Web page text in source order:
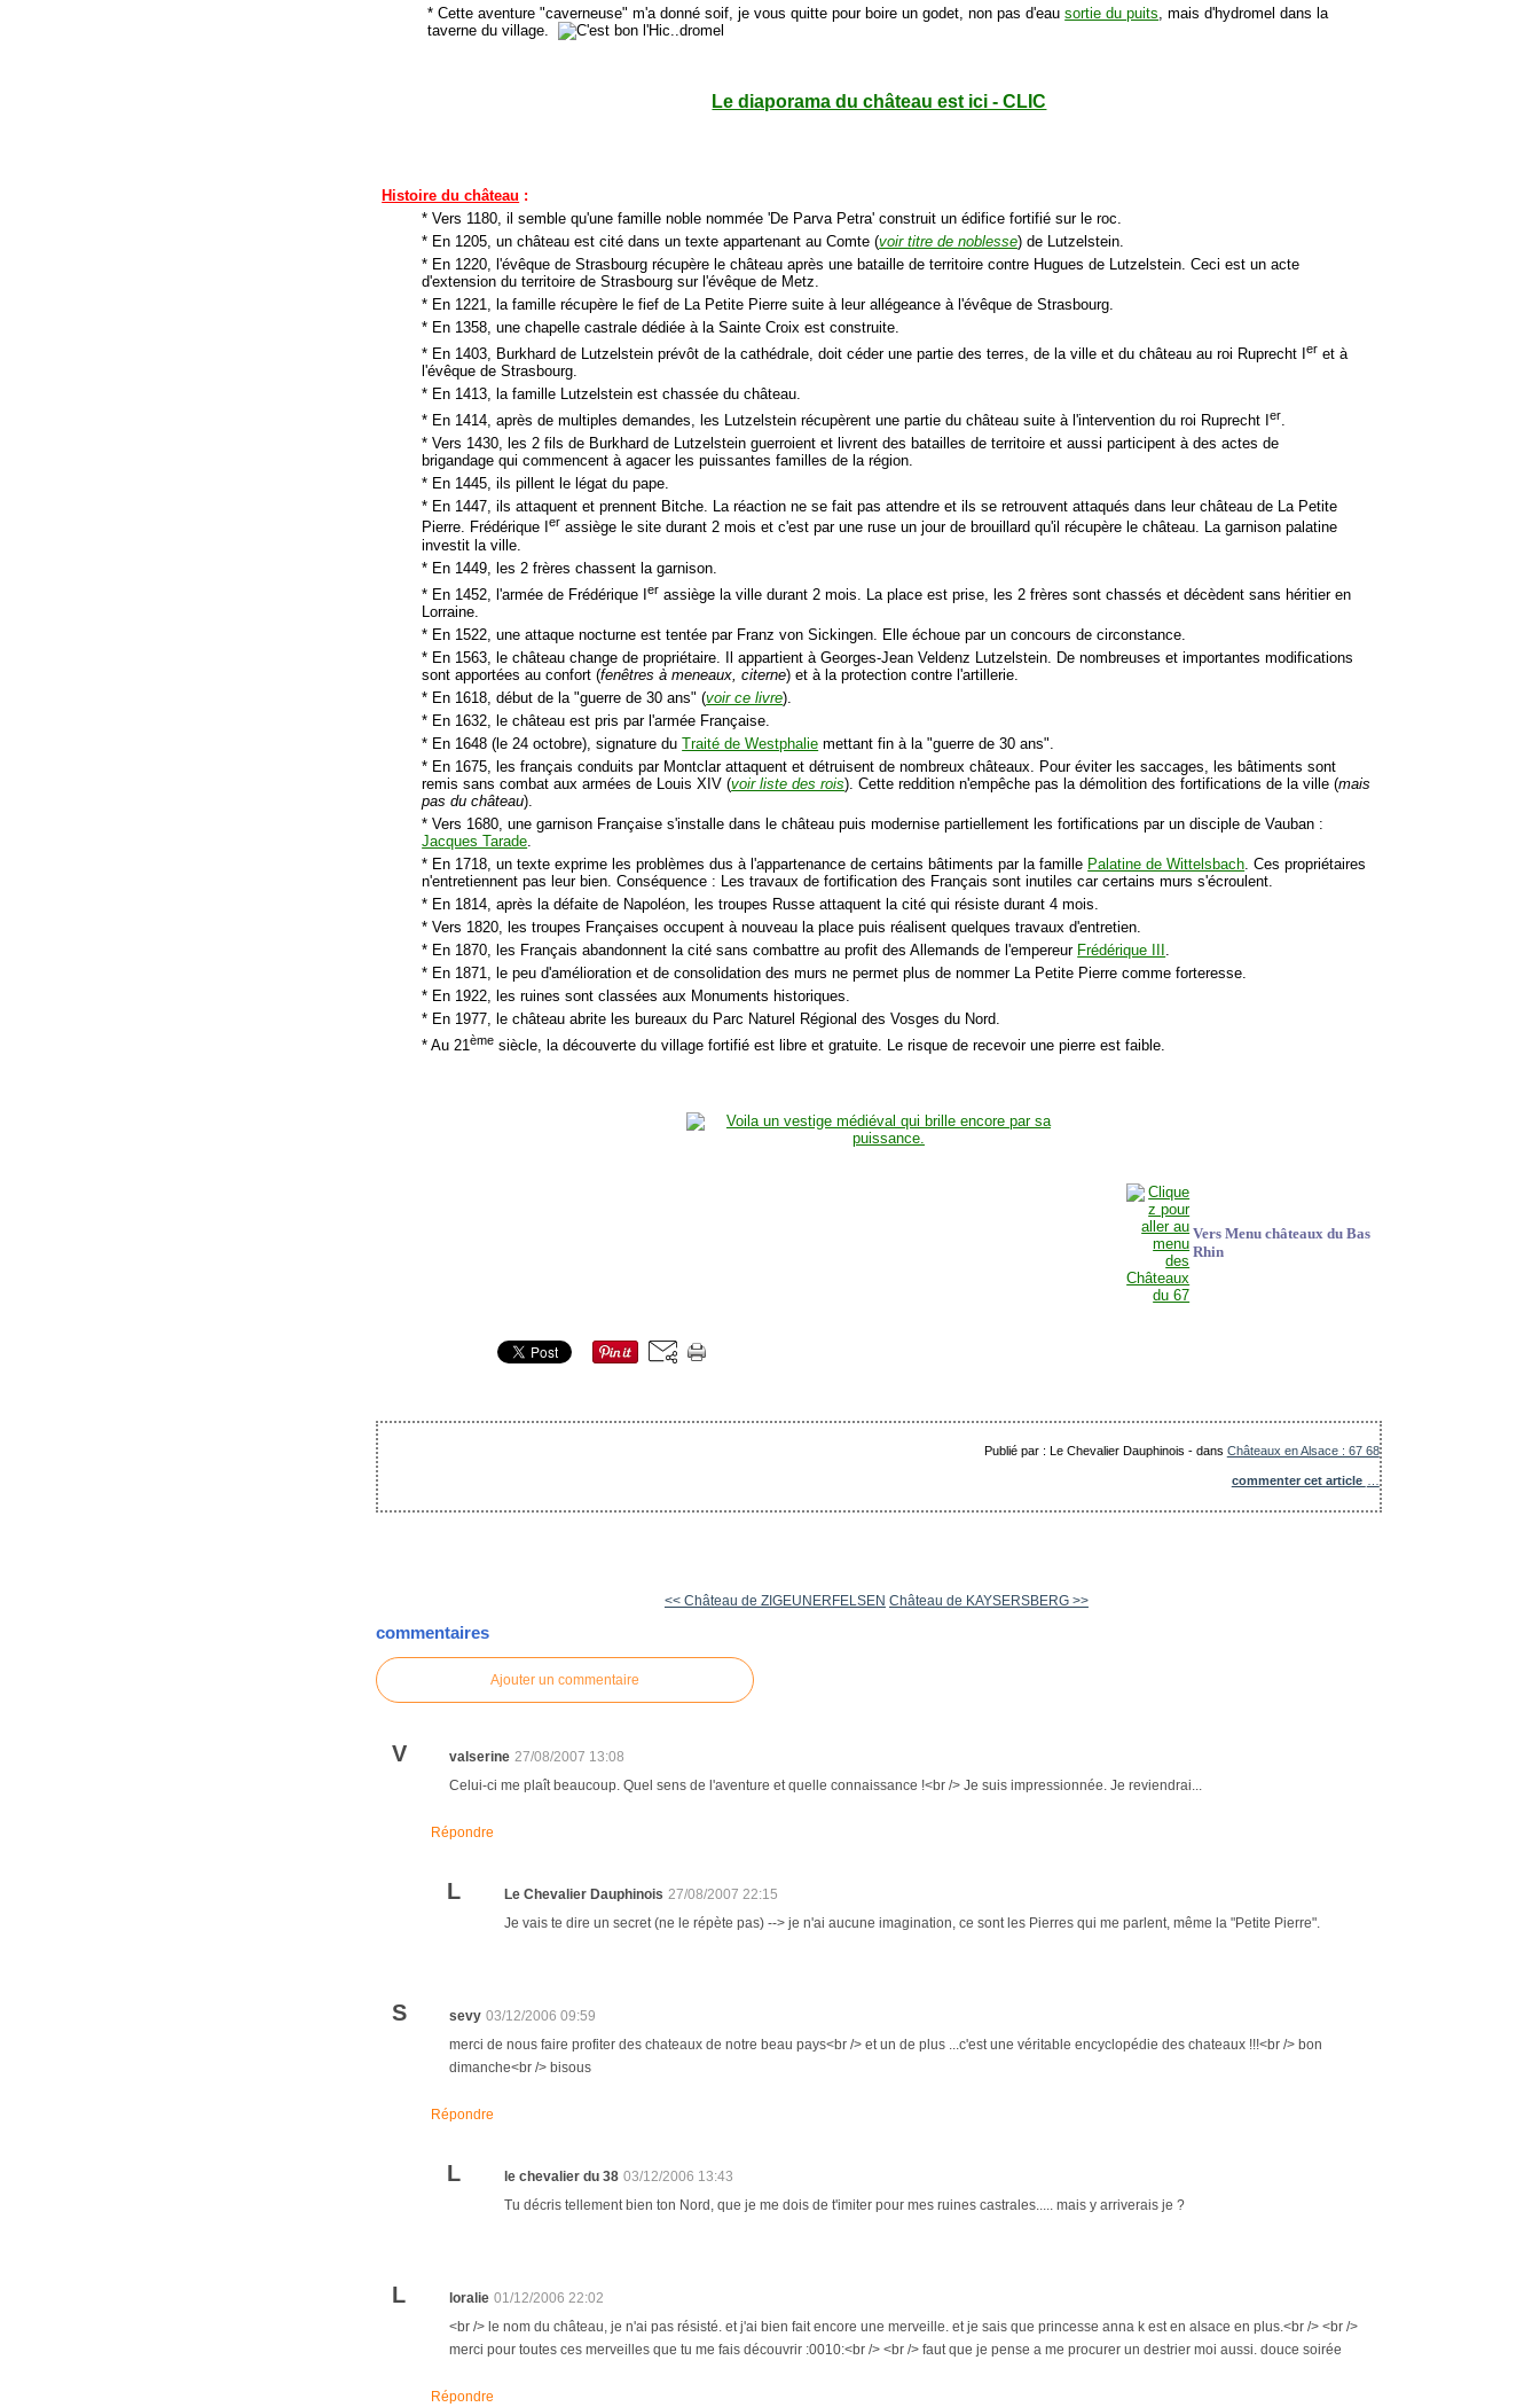
* Cette aventure "caverneuse" m'a donné soif, je vous quitte pour boire un godet, non pas d'eausortie du puits , mais d'hydromel dans la
taverne du village.
Le diaporama du château est ici - CLIC
Histoire du château :
* Vers 1180, il semble qu'une famille noble nommée 'De Parva Petra' construit un édifice fortifié sur le roc.
* En 1205, un château est cité dans un texte appartenant au Comte (voir titre de noblesse) de Lutzelstein.
* En 1220, l'évêque de Strasbourg récupère le château après une bataille de territoire contre Hugues de Lutzelstein. Ceci est un acte
d'extension du territoire de Strasbourg sur l'évêque de Metz.
* En 1221, la famille récupère le fief de La Petite Pierre suite à leur allégeance à l'évêque de Strasbourg.
* En 1358, une chapelle castrale dédiée à la Sainte Croix est construite.
* En 1403, Burkhard de Lutzelstein prévôt de la cathédrale, doit céder une partie des terres, de la ville et du château au roi Ruprecht Ier et à
l'évêque de Strasbourg.
* En 1413, la famille Lutzelstein est chassée du château.
* En 1414, après de multiples demandes, les Lutzelstein récupèrent une partie du château suite à l'intervention du roi Ruprecht Ier.
* Vers 1430, les 2 fils de Burkhard de Lutzelstein guerroient et livrent des batailles de territoire et aussi participent à des actes de
brigandage qui commencent à agacer les puissantes familles de la région.
* En 1445, ils pillent le légat du pape.
* En 1447, ils attaquent et prennent Bitche. La réaction ne se fait pas attendre et ils se retrouvent attaqués dans leur château de La Petite
Pierre. Frédérique Ier assiège le site durant 2 mois et c'est par une ruse un jour de brouillard qu'il récupère le château. La garnison palatine
investit la ville.
* En 1449, les 2 frères chassent la garnison.
* En 1452, l'armée de Frédérique Ier assiège la ville durant 2 mois. La place est prise, les 2 frères sont chassés et décèdent sans héritier en
Lorraine.
* En 1522, une attaque nocturne est tentée par Franz von Sickingen. Elle échoue par un concours de circonstance.
* En 1563, le château change de propriétaire. Il appartient à Georges-Jean Veldenz Lutzelstein. De nombreuses et importantes modifications
sont apportées au confort (fenêtres à meneaux, citerne) et à la protection contre l'artillerie.
* En 1618, début de la "guerre de 30 ans" (voir ce livre).
* En 1632, le château est pris par l'armée Française.
* En 1648 (le 24 octobre), signature duTraité de Westphalie mettant fin à la "guerre de 30 ans".
* En 1675, les français conduits par Montclar attaquent et détruisent de nombreux châteaux. Pour éviter les saccages, les bâtiments sont
remis sans combat aux armées de Louis XIV (voir liste des rois). Cette reddition n'empêche pas la démolition des fortifications de la ville (mais
pas du château).
* Vers 1680, une garnison Française s'installe dans le château puis modernise partiellement les fortifications par un disciple de Vauban :
Jacques Tarade.
* En 1718, un texte exprime les problèmes dus à l'appartenance de certains bâtiments par la famille Palatine de Wittelsbach. Ces propriétaires
n'entretiennent pas leur bien. Conséquence : Les travaux de fortification des Français sont inutiles car certains murs s'écroulent.
* En 1814, après la défaite de Napoléon, les troupes Russe attaquent la cité qui résiste durant 4 mois.
* Vers 1820, les troupes Françaises occupent à nouveau la place puis réalisent quelques travaux d'entretien.
* En 1870, les Français abandonnent la cité sans combattre au profit des Allemands de l'empereur Frédérique III .
* En 1871, le peu d'amélioration et de consolidation des murs ne permet plus de nommer La Petite Pierre comme forteresse.
* En 1922, les ruines sont classées aux Monuments historiques.
* En 1977, le château abrite les bureaux du Parc Naturel Régional des Vosges du Nord.
* Au 21ème siècle, la découverte du village fortifié est libre et gratuite. Le risque de recevoir une pierre est faible.
Vers Menu châteaux du Bas
Rhin
Publié par : Le Chevalier Dauphinois -dans Châteaux en Alsace : 67 68
commenter cet article
<< Château de ZIGEUNERFELSEN Château de KAYSERSBERG >>
commentaires
Ajouter un commentaire
V valserine 27/08/2007 13:08
Celui-ci me plaît beaucoup. Quel sens de l'aventure et quelle connaissance !<br /> Je suis impressionnée. Je reviendrai...
Répondre
L Le Chevalier Dauphinois 27/08/2007 22:15
Je vais te dire un secret (ne le répète pas) --> je n'ai aucune imagination, ce sont les Pierres qui me parlent, même la "Petite Pierre".
S sevy 03/12/2006 09:59
merci de nous faire profiter des chateaux de notre beau pays<br /> et un de plus ...c'est une véritable encyclopédie des chateaux !!!<br /> bon
dimanche<br /> bisous
Répondre
L le chevalier du 38 03/12/2006 13:43
Tu décris tellement bien ton Nord, que je me dois de t'imiter pour mes ruines castrales..... mais y arriverais je ?
L loralie 01/12/2006 22:02
<br /> le nom du château, je n'ai pas résisté. et j'ai bien fait encore une merveille. et je sais que princesse anna k est en alsace en plus.<br /> <br />
merci pour toutes ces merveilles que tu me fais découvrir :0010:<br /> <br /> faut que je pense a me procurer un destrier moi aussi. douce soirée
Répondre